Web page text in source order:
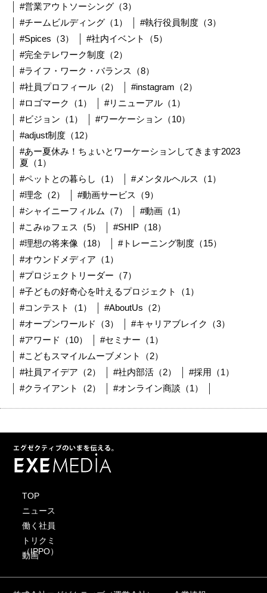
#営業アウトソーシング（3）
#チームビルディング（1）
#執行役員制度（3）
#Spices（3）
#社内イベント（5）
#完全テレワーク制度（2）
#ライフ・ワーク・バランス（8）
#社員プロフィール（2）
#instagram（2）
#ロゴマーク（1）
#リニューアル（1）
#ビジョン（1）
#ワーケーション（10）
#adjust制度（12）
#あー夏休み！ちょいとワーケーションしてきます2023
夏（1）
#ペットとの暮らし（1）
#メンタルヘルス（1）
#理念（2）
#動画サービス（9）
#シャイニーフィルム（7）
#動画（1）
#こみゅフェス（5）
#SHIP（18）
#理想の将来像（18）
#トレーニング制度（15）
#オウンドメディア（1）
#プロジェクトリーダー（7）
#子どもの好奇心を叶えるプロジェクト（1）
#コンテスト（1）
#AboutUs（2）
#オープンワールド（3）
#キャリアブレイク（3）
#アワード（10）
#セミナー（1）
#こどもスマイルムーブメント（2）
#社員アイデア（2）
#社内部活（2）
#採用（1）
#クライアント（2）
#オンライン商談（1）
TOP
ニュース
働く社員
トリクミ
（IPPO）
動画